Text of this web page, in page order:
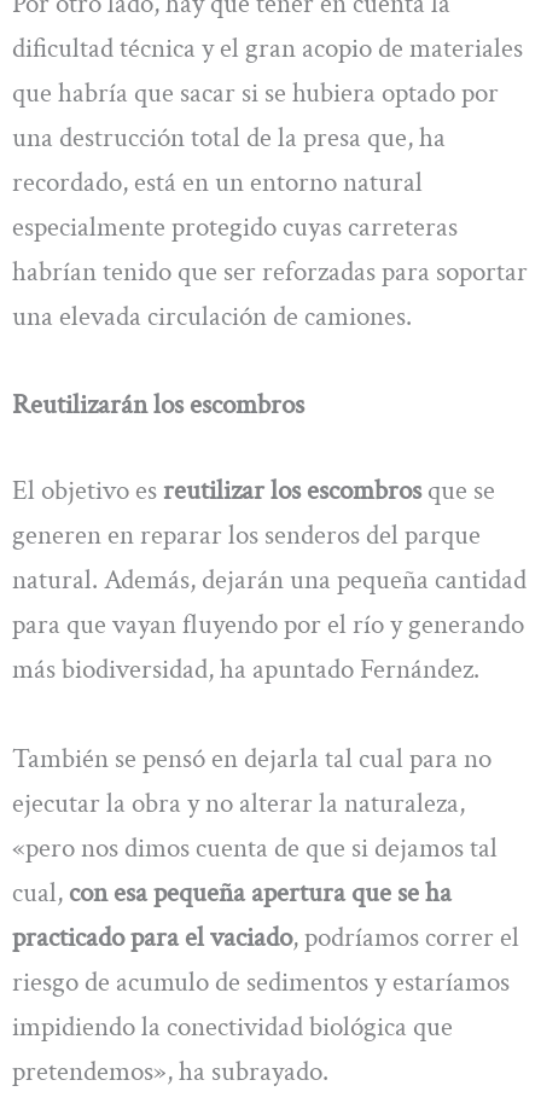
dificultad técnica y el gran acopio de materiales
que habría que sacar si se hubiera optado por
una destrucción total de la presa que, ha
recordado, está en un entorno natural
especialmente protegido cuyas carreteras
habrían tenido que ser reforzadas para soportar
una elevada circulación de camiones.
Reutilizarán los escombros
El objetivo es reutilizar los escombrosque se
generen en reparar los senderos del parque
natural. Además, dejarán una pequeña cantidad
para que vayan fluyendo por el río y generando
más biodiversidad, ha apuntado Fernández.
También se pensó en dejarla tal cual para no
ejecutar la obra y no alterar la naturaleza,
«pero nos dimos cuenta de que si dejamos tal
cual, con esa pequeña apertura que se ha
practicado para el vaciado, podríamos correr el
riesgo de acumulo de sedimentos y estaríamos
impidiendo la conectividad biológica que
pretendemos», ha subrayado.